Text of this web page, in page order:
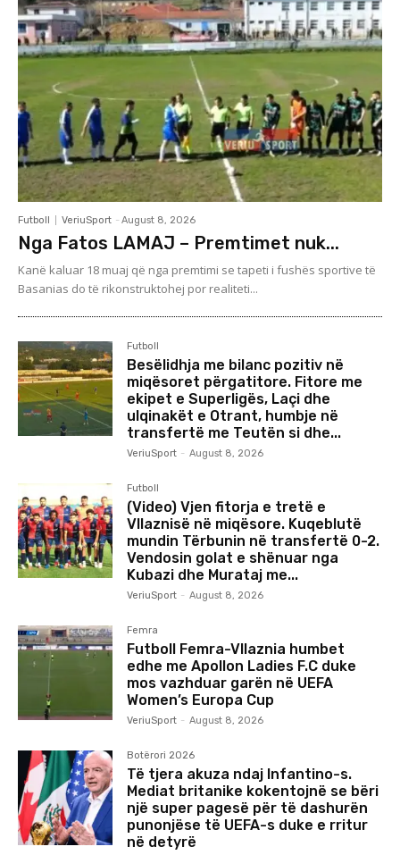
Futboll VeriuSport - August 8, 2026
Nga Fatos LAMAJ – Premtimet nuk...
Kanë kaluar 18 muaj që nga premtimi se tapeti i fushës sportive të
Basanias do të rikonstruktohej por realiteti...
Futboll
Besëlidhja me bilanc pozitiv në
miqësoret përgatitore. Fitore me
ekipet e Superligës, Laçi dhe
ulqinakët e Otrant, humbje në
transfertë me Teutën si dhe...
VeriuSport - August 8, 2026
Futboll
(Video) Vjen fitorja e tretë e
Vllaznisë në miqësore. Kuqeblutë
mundin Tërbunin në transfertë 0-2.
Vendosin golat e shënuar nga
Kubazi dhe Murataj me...
VeriuSport - August 8, 2026
Femra
Futboll Femra-Vllaznia humbet
edhe me Apollon Ladies F.C duke
mos vazhduar garën në UEFA
Women’s Europa Cup
VeriuSport - August 8, 2026
Botërori 2026
Të tjera akuza ndaj Infantino-s.
Mediat britanike kokentojnë se bëri
një super pagesë për të dashurën
punonjëse të UEFA-s duke e rritur
në detyrë